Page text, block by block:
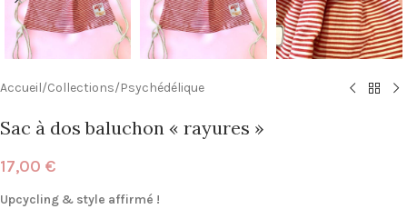
Accueil/Collections/Psychédélique
Sac à dos baluchon « rayures »
17,00 €
Upcycling & style affirmé !